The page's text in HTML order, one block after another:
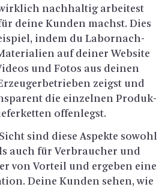
nach­hal­tig ar­bei­test
deine Kun­den machst. Dies
indem du La­bor­nach­
auf dei­ner Web­site
und Fotos aus dei­nen
zeigst und
die ein­zel­nen Pro­duk­
of­fen­legst.
sind diese As­pek­te so­wohl
auch für Ver­brau­cher und
von Vor­teil und er­ge­ben eine
Deine Kun­den sehen, wie